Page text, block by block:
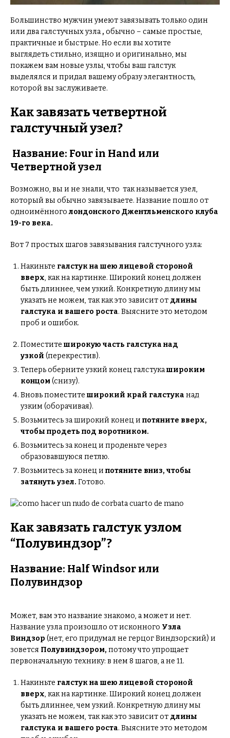
Большинство мужчин умеют завязывать только один
или два галстучных узла , обычно – самые простые,
практичные и быстрые. Но если вы хотите
выглядеть стильно, изящно и оригинально, мы
покажем вам новые узлы, чтобы ваш галстук
выделялся и придал вашему образу элегантность,
которой вы заслуживаете.
Как завязать четвертной
галстучный узел?
Название: Four in Hand или
Четвертной узел
Возможно, вы и не знали, что так называется узел,
который вы обычно завязываете. Название пошло от
одноимённоголондонского Джентльменского клуба
19-го века.
Вот 7 простых шагов завязывания галстучного узла:
Накиньте галстук на шею лицевой стороной
вверх, как на картинке. Широкий конец должен
быть длиннее, чем узкий. Конкретную длину мы
указать не можем, так как это зависит от длины
галстука и вашего роста. Выясните это методом
проб и ошибок.
Поместите широкую часть галстука над
узкой (перекрестив).
Теперь оберните узкий конец галстукашироким
концом (снизу).
Вновь поместите широкий край галстука над
узким (оборачивая).
Возьмитесь за широкий конец и потяните вверх,
чтобы продеть под воротником.
Возьмитесь за конец и проденьте через
образовавшуюся петлю.
Возьмитесь за конец и потяните вниз, чтобы
затянуть узел. Готово.
Как завязать галстук узлом
“Полувиндзор”?
Название: Half Windsor или
Полувиндзор
Может, вам это название знакомо, а может и нет.
Название узла произошло от исконного Узла
Виндзор (нет, его придумал не герцог Виндзорский) и
зовется Полувиндзором, потому что упрощает
первоначальную технику: в нем 8 шагов, а не 11.
Накиньте галстук на шею лицевой стороной
вверх, как на картинке. Широкий конец должен
быть длиннее, чем узкий. Конкретную длину мы
указать не можем, так как это зависит от длины
галстука и вашего роста. Выясните это методом